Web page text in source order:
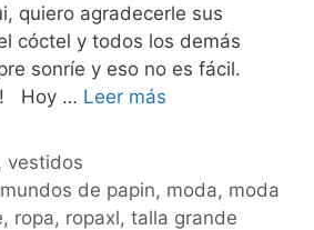
quiero agradecerle sus
cóctel y todos los demás
sonríe y eso no es fácil.
Hoy … Leer más
cuadros
, vestidos
de papin, moda, moda
, ropa, ropaxl, talla grande